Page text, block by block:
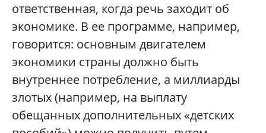
ответственная, когда речь заходит об
экономике. В ее программе, например,
говорится: основным двигателем
экономики страны должно быть
внутреннее потребление, а миллиарды
злотых (например, на выплату
обещанных дополнительных «детских